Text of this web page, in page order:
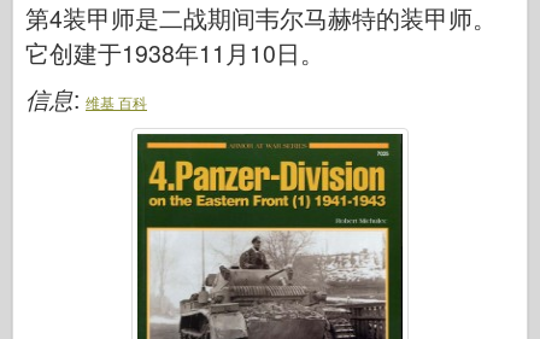
Icm
传说
第4装甲师是二战期间韦尔马赫特的装甲师。
它创建于1938年11月10日。
信息: 维基 百科